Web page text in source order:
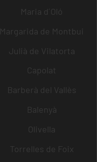
Maria d´Oló
Margarida de Montbui
Julià de Vilatorta
Capolat
Barberà del Vallès
Balenyà
Olivella
Torrelles de Foix